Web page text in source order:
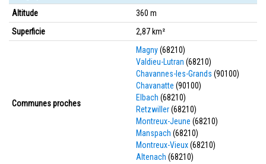
Altitude
360 m
Superficie
2,87 km²
Communes proches
Magny(68210)
Valdieu-Lutran (68210)
Chavannes-les-Grands (90100)
Chavanatte (90100)
Elbach (68210)
Retzwiller(68210)
Montreux-Jeune (68210)
Manspach (68210)
Montreux-Vieux(68210)
Altenach (68210)